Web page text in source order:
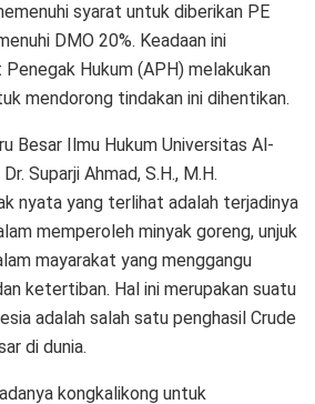
syarat untuk diberikan PE
DMO 20%. Keadaan ini
Hukum (APH) melakukan
mendorong tindakan ini dihentikan.
Besar Ilmu Hukum Universitas Al-
Suparji Ahmad, S.H., M.H.
nyata yang terlihat adalah terjadinya
memperoleh minyak goreng, unjuk
mayarakat yang menggangu
ketertiban. Hal ini merupakan suatu
adalah salah satu penghasil Crude
di dunia.
kongkalikong untuk